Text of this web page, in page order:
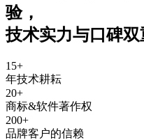
验，
技术实力与口碑双
15+
年技术耕耘
20+
商标&软件著作权
200+
品牌客户的信赖